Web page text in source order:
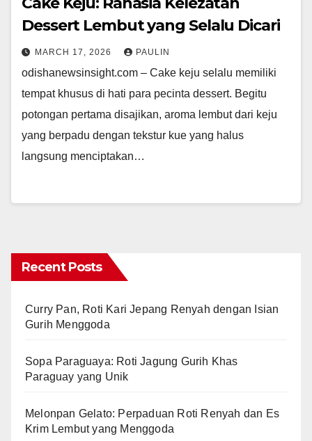
Dessert Lembut yang Selalu Dicari
MARCH 17, 2026 PAULIN
odishanewsinsight.com – Cake keju selalu memiliki
tempat khusus di hati para pecinta dessert. Begitu
potongan pertama disajikan, aroma lembut dari keju
yang berpadu dengan tekstur kue yang halus
langsung menciptakan…
Recent Posts
Curry Pan, Roti Kari Jepang Renyah dengan Isian
Gurih Menggoda
Sopa Paraguaya: Roti Jagung Gurih Khas
Paraguay yang Unik
Melonpan Gelato: Perpaduan Roti Renyah dan Es
Krim Lembut yang Menggoda